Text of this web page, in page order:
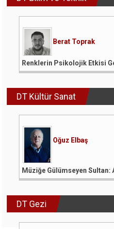
Berat Toprak
Renklerin Psikolojik Etkisi
DT Kültür Sanat
Oğuz Elbaş
Müziğe Gülümseyen Sultan:
DT Gezi